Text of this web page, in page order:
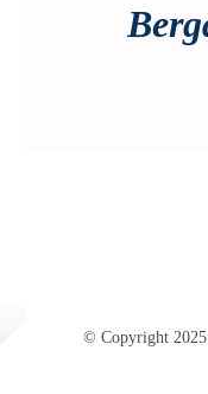
© Copyright 2025